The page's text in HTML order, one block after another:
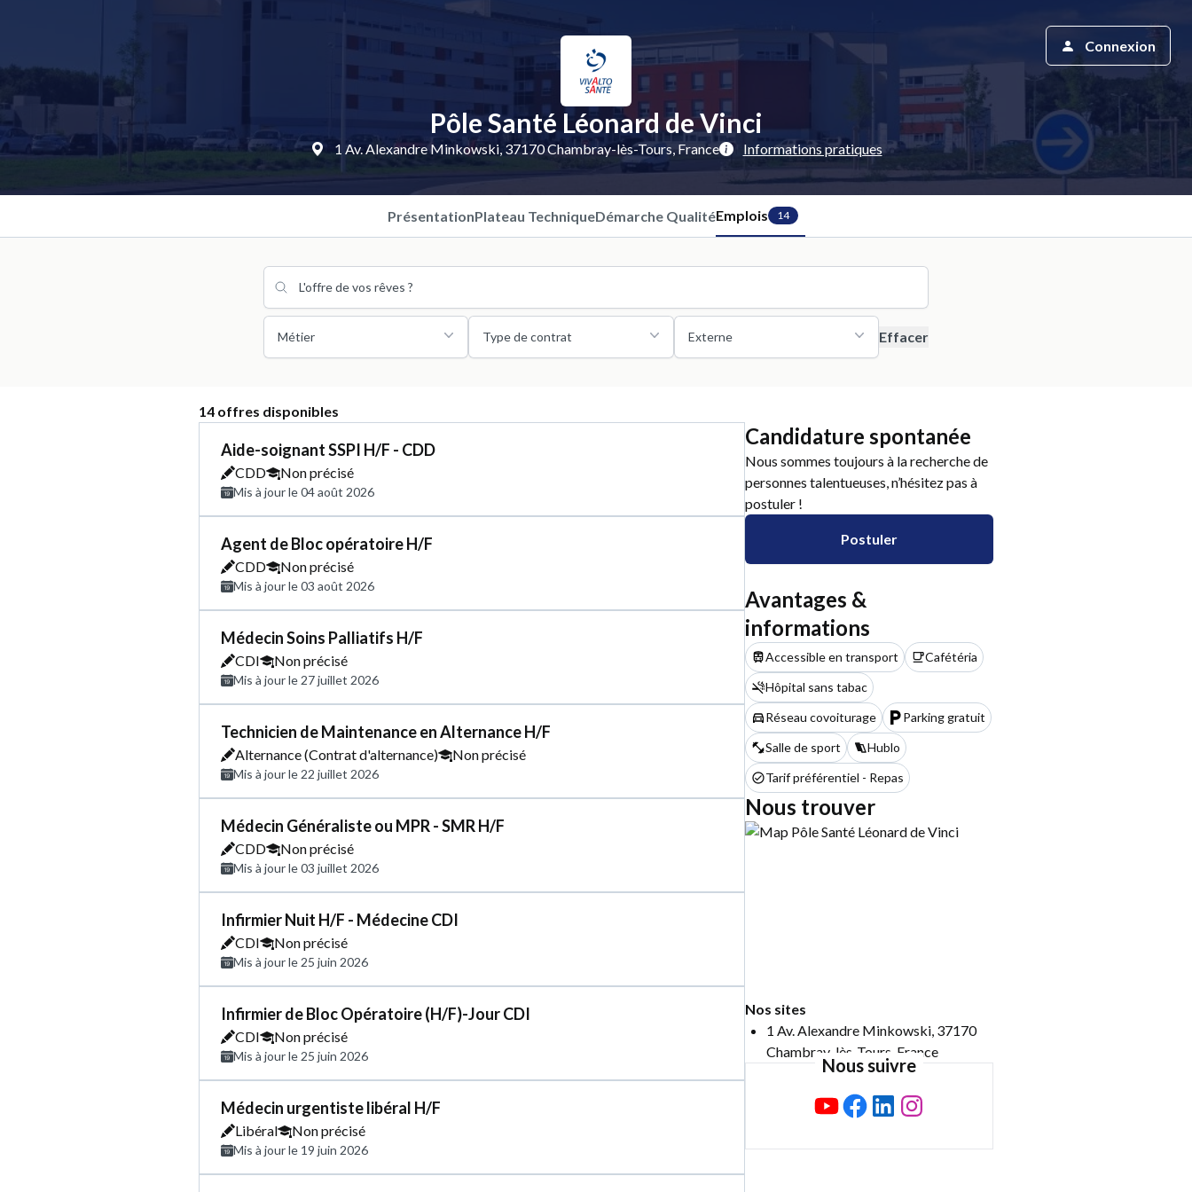
Pôle Santé Léonard de Vinci
1 Av. Alexandre Minkowski, 37170 Chambray-lès-Tours, France Informations pratiques
Connexion
PrésentationPlateau TechniqueDémarche QualitéEmplois 14
Métier Type de contrat Externe Effacer
14 offres disponibles
Aide-soignant SSPI H/F - CDD
CDD Non précisé
Mis à jour le 04 août 2026
Agent de Bloc opératoire H/F
CDD Non précisé
Mis à jour le 03 août 2026
Médecin Soins Palliatifs H/F
CDI Non précisé
Mis à jour le 27 juillet 2026
Technicien de Maintenance en Alternance H/F
Alternance (Contrat d'alternance) Non précisé
Mis à jour le 22 juillet 2026
Médecin Généraliste ou MPR - SMR H/F
CDD Non précisé
Mis à jour le 03 juillet 2026
Infirmier Nuit H/F - Médecine CDI
CDI Non précisé
Mis à jour le 25 juin 2026
Infirmier de Bloc Opératoire (H/F)-Jour CDI
CDI Non précisé
Mis à jour le 25 juin 2026
Médecin urgentiste libéral H/F
Libéral Non précisé
Mis à jour le 19 juin 2026
Candidature spontanée
Nous sommes toujours à la recherche de
personnes talentueuses, n’hésitez pas à
postuler !
Postuler
Avantages &
informations
Accessible en transport
Cafétéria
Hôpital sans tabac
Réseau covoiturage
Parking gratuit
Salle de sport
Hublo
Tarif préférentiel - Repas
Nous trouver
Nos sites
1 Av. Alexandre Minkowski, 37170
Chambray-lès-Tours, France
Nous suivre